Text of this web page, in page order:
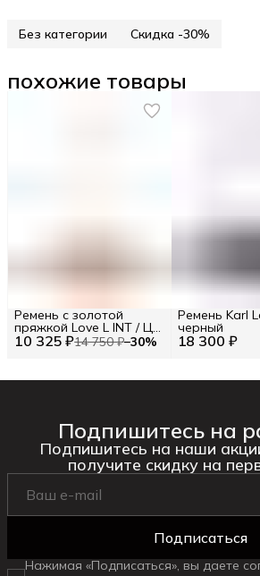
Без категории Скидка -30%
похожие товары
10 325 ₽14 750 ₽−30%
Ремень с золотой
пряжкой Love L INT / Цв.
Красный 18 300 ₽
Ремень Karl
черный
Подпишитесь на
Подпишитесь на наши
получите скидку на
Подписаться
Нажимая «Подписаться», вы даете